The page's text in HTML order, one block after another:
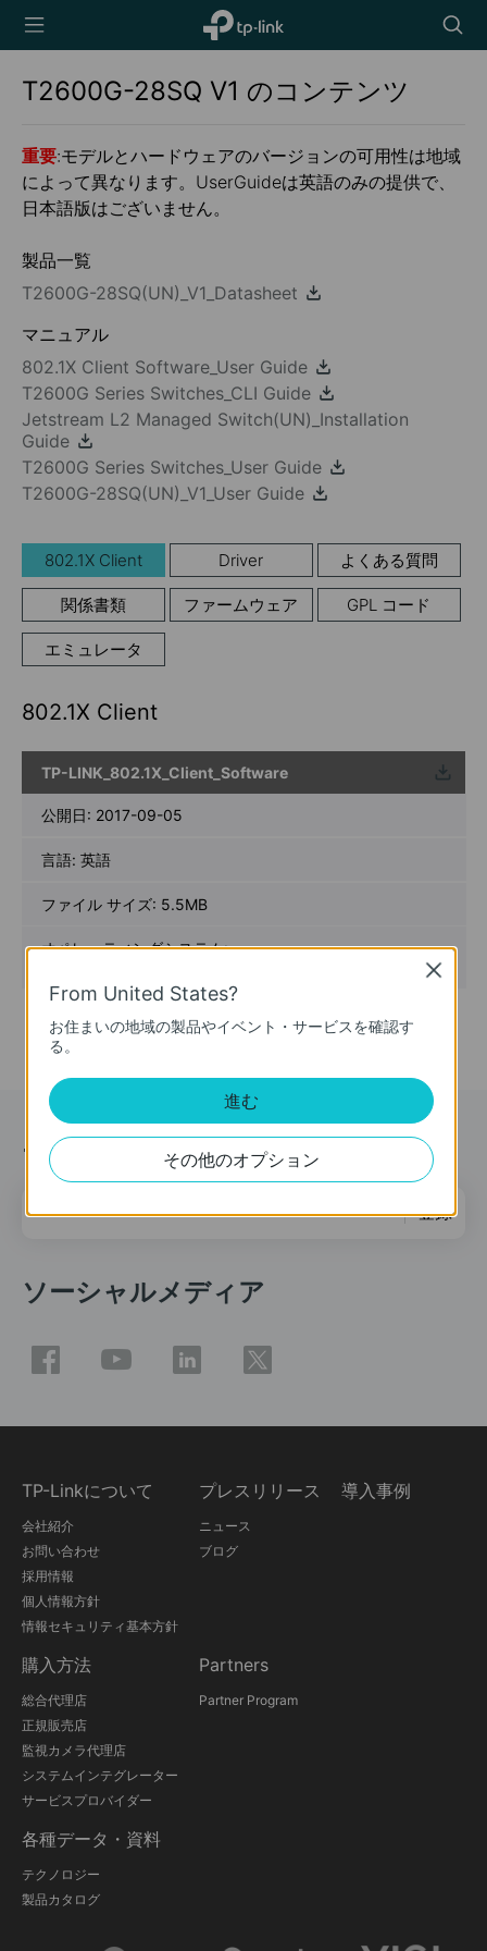
TP-Link,
Reliably
icon
T2600G-28SQ V1 のコンテンツ
重要:モデルとハードウェアのバージョンの可用性は地域
によって異なります。UserGuideは英語のみの提供で、
日本語版はございません。
製品一覧
T2600G-28SQ(UN)_V1_Datasheet
マニュアル
802.1X Client Software_User Guide
T2600G Series Switches_CLI Guide
Jetstream L2 Managed Switch(UN)_Installation
Guide
T2600G Series Switches_User Guide
T2600G-28SQ(UN)_V1_User Guide
802.1X Client Driver よくある質問
関係書類 ファームウェア GPL コード
エミュレータ
802.1X Client
TP-LINK_802.1X_Client_Software
ウンロ
ード
公開日: 2017-09-05
言語: 英語
ファイル サイズ: 5.5MB
オペレーティングシステム:
ニュース＆オファー
登録
ソーシャルメディア
TP-Linkについて
会社紹介
お問い合わせ
採用情報
個人情報方針
情報セキュリティ基本方針
プレスリリース
ニュース
ブログ
導入事例
購入方法
総合代理店
正規販売店
監視カメラ代理店
システムインテグレーター
サービスプロバイダー
Partners
Partner Program
各種データ・資料
テクノロジー
製品カタログ
From United States?
お住まいの地域の製品やイベント・サービスを確認す
る。
進む
その他のオプション
Close